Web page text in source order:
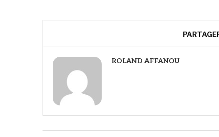
ROLAND AFFANOU